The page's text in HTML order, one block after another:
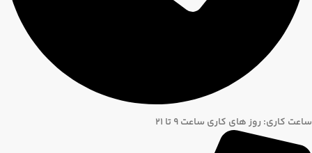
ساعت کاری: روز های کاری ساعت ۹ تا ۲۱